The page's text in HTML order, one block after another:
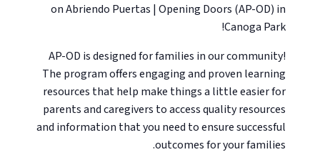
on Abriendo Puertas | Opening Doors (AP-OD) in
Canoga Park!
AP-OD is designed for families in our community!
The program offers engaging and proven learning
resources that help make things a little easier for
parents and caregivers to access quality resources
and information that you need to ensure successful
outcomes for your families.